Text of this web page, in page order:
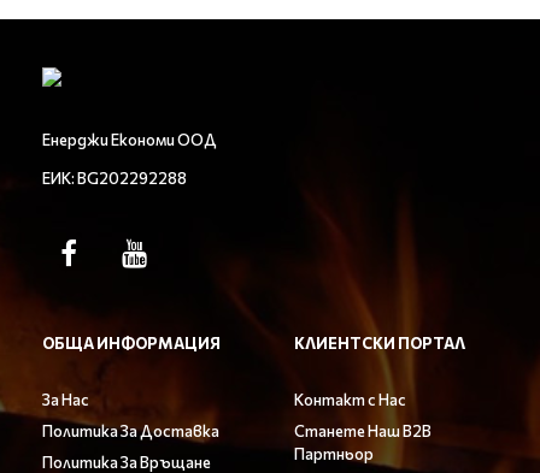
Енерджи Економи ООД
ЕИК: BG202292288
ОБЩА ИНФОРМАЦИЯ
За Нас
Политика За Доставка
Политика За Връщане
КЛИЕНТСКИ ПОРТАЛ
Контакт с Нас
Станете Наш B2B
Партньор